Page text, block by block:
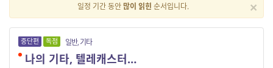
×
일정 기간 동안많이 읽힌 순서입니다.
중단편 독점 일반, 기타
나의 기타, 텔레캐스터…